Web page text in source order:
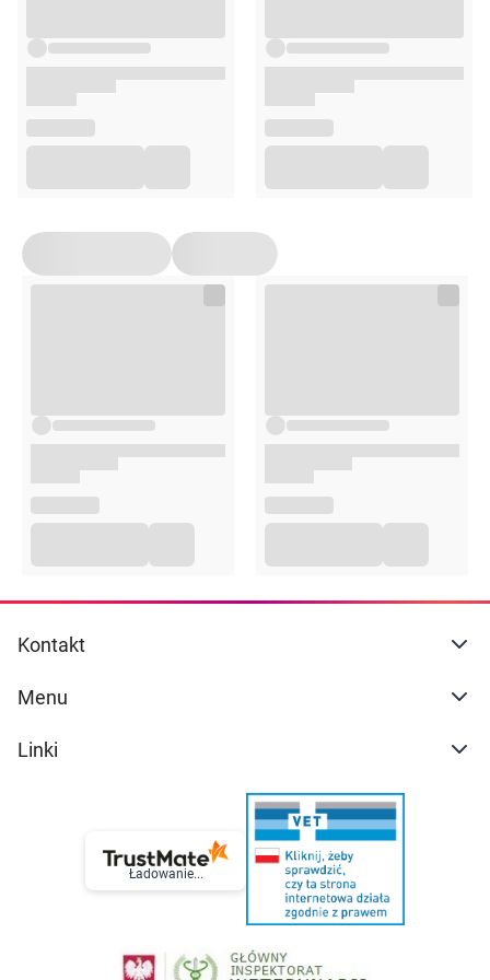
Sposób użycia
Nanieś kilka kropel oleju na oczyszczoną skórę twarzy i
szyi, delikatnie wmasowując go w skórę. Może być
stosowany zarówno rano, jak i wieczorem. Jako olejek do
Opakowanie
50 ml
Kontakt
Menu
Linki
Ładowanie...